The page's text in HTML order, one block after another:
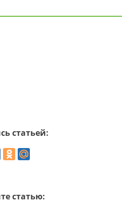
статьей:
статью: